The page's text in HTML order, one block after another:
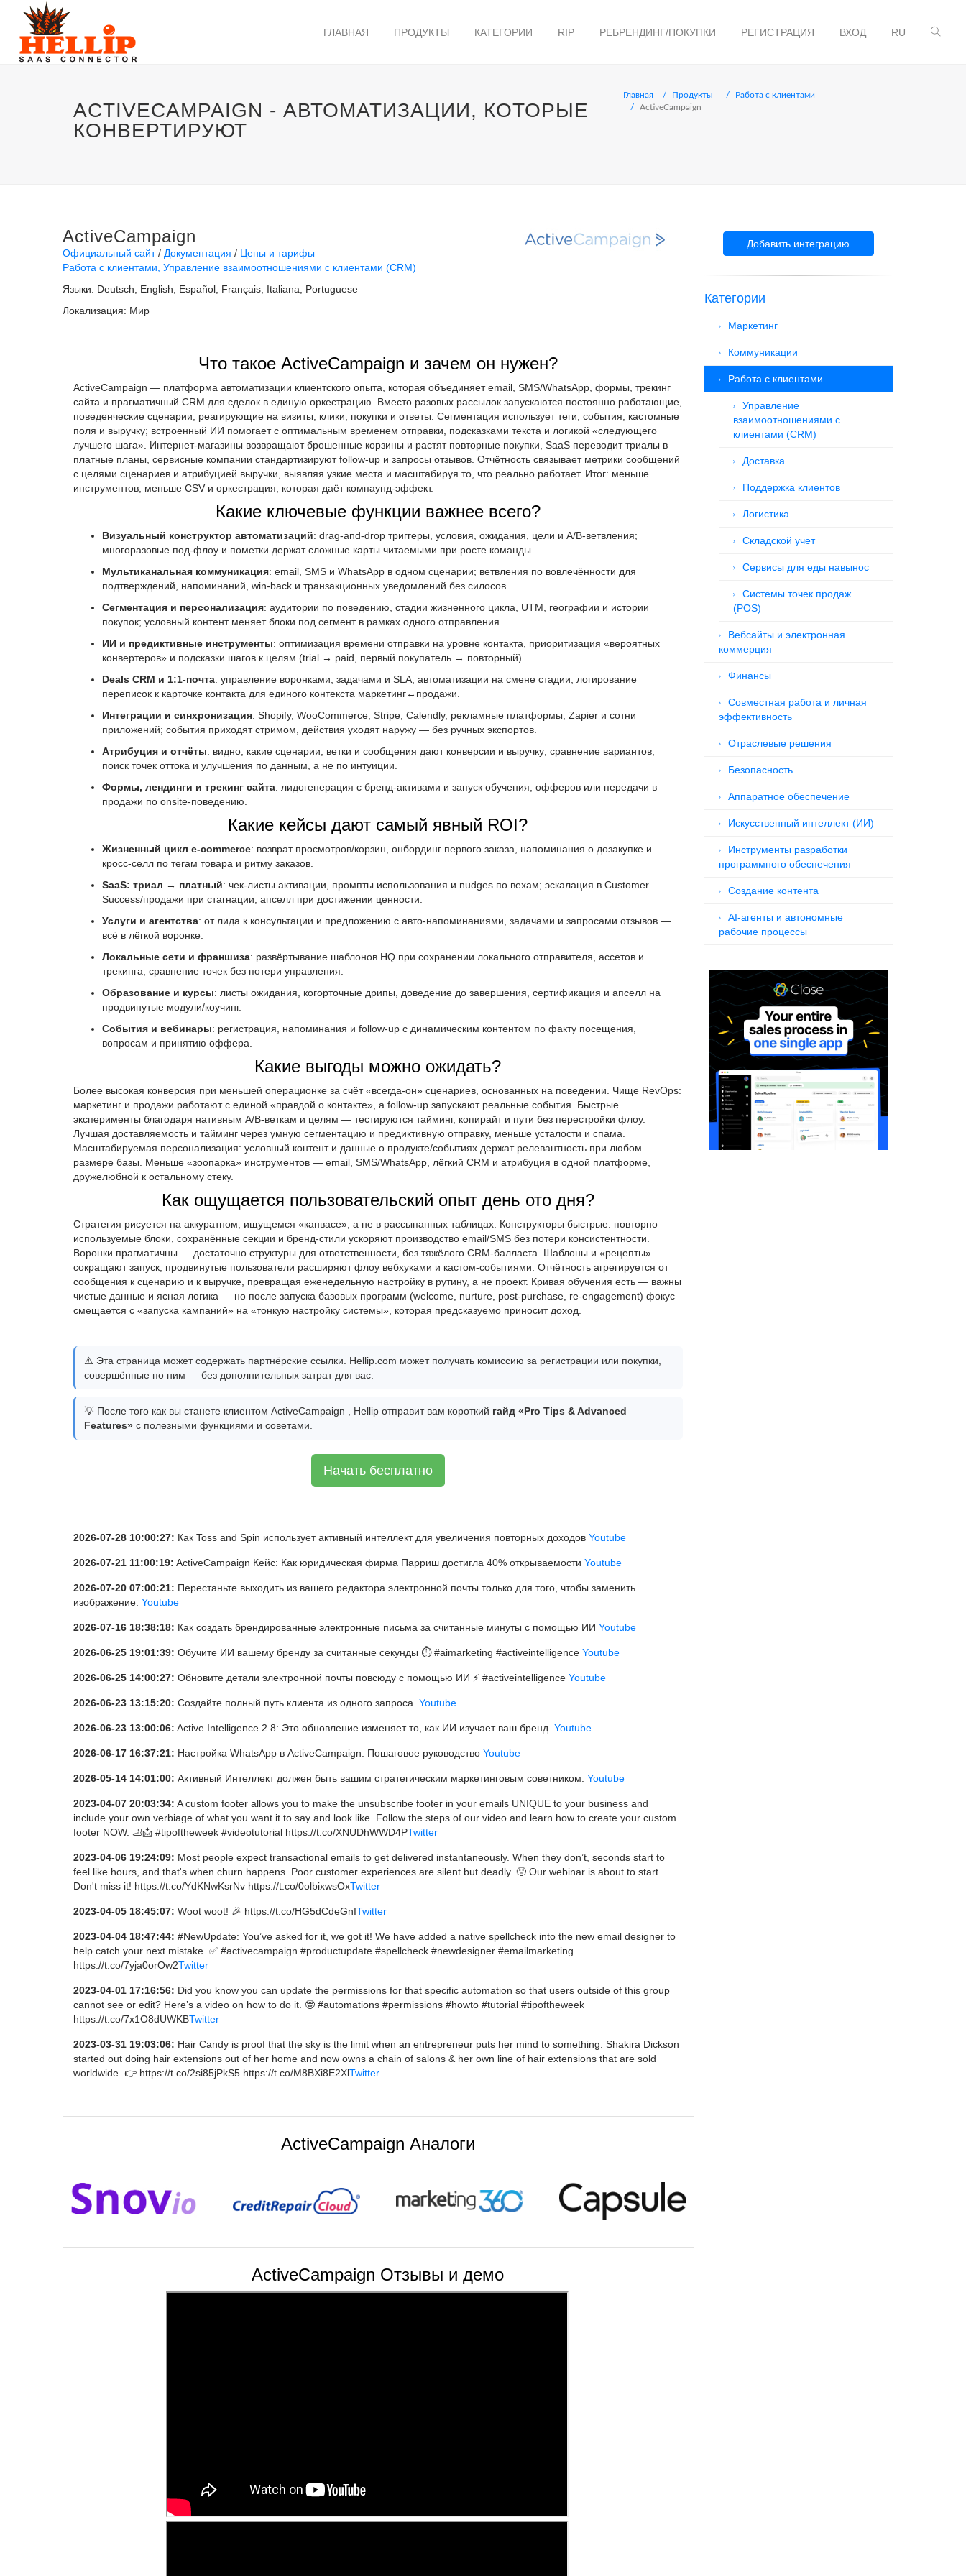
ГЛАВНАЯ ПРОДУКТЫ КАТЕГОРИИ RIP РЕБРЕНДИНГ/ПОКУПКИ РЕГИСТРАЦИЯ ВХОД RU
ACTIVECAMPAIGN - АВТОМАТИЗАЦИИ, КОТОРЫЕ
КОНВЕРТИРУЮТ
Главная Продукты
Работа с клиентами
ActiveCampaign
ActiveCampaign
Официальный сайт Документация
Цены и тарифы
Работа с клиентами Управление взаимоотношениями с клиентами (CRM)
Языки: Deutsch English Español Français Italiana
Portuguese
Локализация: Мир
Что такое ActiveCampaign и зачем он нужен?
ActiveCampaign — платформа автоматизации клиентского опыта, которая объединяет email, SMS/WhatsApp, формы, трекинг
сайта и прагматичный CRM для сделок в единую оркестрацию. Вместо разовых рассылок запускаются постоянно работающие,
поведенческие сценарии, реагирующие на визиты, клики, покупки и ответы. Сегментация использует теги, события, кастомные
поля и выручку; встроенный ИИ помогает с оптимальным временем отправки, подсказками текста и логикой «следующего
лучшего шага». Интернет-магазины возвращают брошенные корзины и растят повторные покупки, SaaS переводит триалы в
платные планы, сервисные компании стандартизируют follow-up и запросы отзывов. Отчётность связывает метрики сообщений
с целями сценариев и атрибуцией выручки, выявляя узкие места и масштабируя то, что реально работает. Итог: меньше
инструментов, меньше CSV и оркестрация, которая даёт компаунд-эффект.
Какие ключевые функции важнее всего?
Визуальный конструктор автоматизаций: drag-and-drop триггеры, условия, ожидания, цели и A/B-ветвления;
многоразовые под-флоу и пометки держат сложные карты читаемыми при росте команды.
Мультиканальная коммуникация: email, SMS и WhatsApp в одном сценарии; ветвления по вовлечённости для
подтверждений, напоминаний, win-back и транзакционных уведомлений без силосов.
Сегментация и персонализация: аудитории по поведению, стадии жизненного цикла, UTM, географии и истории
покупок; условный контент меняет блоки под сегмент в рамках одного отправления.
ИИ и предиктивные инструменты: оптимизация времени отправки на уровне контакта, приоритизация «вероятных
конвертеров» и подсказки шагов к целям (trial → paid, первый покупатель → повторный).
Deals CRM и 1:1-почта: управление воронками, задачами и SLA; автоматизации на смене стадии; логирование
переписок к карточке контакта для единого контекста маркетинг↔продажи.
Интеграции и синхронизация: Shopify, WooCommerce, Stripe, Calendly, рекламные платформы, Zapier и сотни
приложений; события приходят стримом, действия уходят наружу — без ручных экспортов.
Атрибуция и отчёты: видно, какие сценарии, ветки и сообщения дают конверсии и выручку; сравнение вариантов,
поиск точек оттока и улучшения по данным, а не по интуиции.
Формы, лендинги и трекинг сайта: лидогенерация с бренд-активами и запуск обучения, офферов или передачи в
продажи по onsite-поведению.
Какие кейсы дают самый явный ROI?
Жизненный цикл e-commerce: возврат просмотров/корзин, онбординг первого заказа, напоминания о дозакупке и
кросс-селл по тегам товара и ритму заказов.
SaaS: триал → платный: чек-листы активации, промпты использования и nudges по вехам; эскалация в Customer
Success/продажи при стагнации; апселл при достижении ценности.
Услуги и агентства: от лида к консультации и предложению с авто-напоминаниями, задачами и запросами отзывов —
всё в лёгкой воронке.
Локальные сети и франшиза: развёртывание шаблонов HQ при сохранении локального отправителя, ассетов и
трекинга; сравнение точек без потери управления.
Образование и курсы: листы ожидания, когорточные дрипы, доведение до завершения, сертификация и апселл на
продвинутые модули/коучинг.
События и вебинары: регистрация, напоминания и follow-up с динамическим контентом по факту посещения,
вопросам и принятию оффера.
Какие выгоды можно ожидать?
Более высокая конверсия при меньшей операционке за счёт «всегда-он» сценариев, основанных на поведении. Чище RevOps:
маркетинг и продажи работают с единой «правдой о контакте», а follow-up запускают реальные события. Быстрые
эксперименты благодаря нативным A/B-веткам и целям — тестируются тайминг, копирайт и пути без перестройки флоу.
Лучшая доставляемость и тайминг через умную сегментацию и предиктивную отправку, меньше усталости и спама.
Масштабируемая персонализация: условный контент и данные о продукте/событиях держат релевантность при любом
размере базы. Меньше «зоопарка» инструментов — email, SMS/WhatsApp, лёгкий CRM и атрибуция в одной платформе,
дружелюбной к остальному стеку.
Как ощущается пользовательский опыт день ото дня?
Стратегия рисуется на аккуратном, ищущемся «канвасе», а не в рассыпанных таблицах. Конструкторы быстрые: повторно
используемые блоки, сохранённые секции и бренд-стили ускоряют производство email/SMS без потери консистентности.
Воронки прагматичны — достаточно структуры для ответственности, без тяжёлого CRM-балласта. Шаблоны и «рецепты»
сокращают запуск; продвинутые пользователи расширяют флоу вебхуками и кастом-событиями. Отчётность агрегируется от
сообщения к сценарию и к выручке, превращая еженедельную настройку в рутину, а не проект. Кривая обучения есть — важны
чистые данные и ясная логика — но после запуска базовых программ (welcome, nurture, post-purchase, re-engagement) фокус
смещается с «запуска кампаний» на «тонкую настройку системы», которая предсказуемо приносит доход.
⚠️ Эта страница может содержать партнёрские ссылки. Hellip.com может получать комиссию за регистрации или покупки,
совершённые по ним — без дополнительных затрат для вас.
💡 После того как вы станете клиентом ActiveCampaign , Hellip отправит вам короткий гайд «Pro Tips & Advanced
Features» с полезными функциями и советами.
Начать бесплатно
2026-07-28 10:00:27: Как Toss and Spin использует активный интеллект для увеличения повторных доходов Youtube
2026-07-21 11:00:19: ActiveCampaign Кейс: Как юридическая фирма Парриш достигла 40% открываемости Youtube
2026-07-20 07:00:21: Перестаньте выходить из вашего редактора электронной почты только для того, чтобы заменить
изображение. Youtube
2026-07-16 18:38:18: Как создать брендированные электронные письма за считанные минуты с помощью ИИ Youtube
2026-06-25 19:01:39: Обучите ИИ вашему бренду за считанные секунды ⏱️ #aimarketing #activeintelligence Youtube
2026-06-25 14:00:27: Обновите детали электронной почты повсюду с помощью ИИ ⚡ #activeintelligence Youtube
2026-06-23 13:15:20: Создайте полный путь клиента из одного запроса. Youtube
2026-06-23 13:00:06: Active Intelligence 2.8: Это обновление изменяет то, как ИИ изучает ваш бренд. Youtube
2026-06-17 16:37:21: Настройка WhatsApp в ActiveCampaign: Пошаговое руководство Youtube
2026-05-14 14:01:00: Активный Интеллект должен быть вашим стратегическим маркетинговым советником. Youtube
2023-04-07 20:03:34: A custom footer allows you to make the unsubscribe footer in your emails UNIQUE to your business and
include your own verbiage of what you want it to say and look like. Follow the steps of our video and learn how to create your custom
footer NOW. 🦶📩 #tipoftheweek #videotutorial https://t.co/XNUDhWWD4PTwitter
2023-04-06 19:24:09: Most people expect transactional emails to get delivered instantaneously. When they don’t, seconds start to
feel like hours, and that's when churn happens. Poor customer experiences are silent but deadly. 🙁 Our webinar is about to start.
Don't miss it! https://t.co/YdKNwKsrNv https://t.co/0olbixwsOxTwitter
2023-04-05 18:45:07: Woot woot! 🎉 https://t.co/HG5dCdeGnITwitter
2023-04-04 18:47:44: #NewUpdate: You’ve asked for it, we got it! We have added a native spellcheck into the new email designer to
help catch your next mistake. ✅ #activecampaign #productupdate #spellcheck #newdesigner #emailmarketing
https://t.co/7yja0orOw2Twitter
2023-04-01 17:16:56: Did you know you can update the permissions for that specific automation so that users outside of this group
cannot see or edit? Here’s a video on how to do it. 🤓 #automations #permissions #howto #tutorial #tipoftheweek
https://t.co/7x1O8dUWKBTwitter
2023-03-31 19:03:06: Hair Candy is proof that the sky is the limit when an entrepreneur puts her mind to something. Shakira Dickson
started out doing hair extensions out of her home and now owns a chain of salons & her own line of hair extensions that are sold
worldwide. 👉 https://t.co/2si85jPkS5 https://t.co/M8BXi8E2XlTwitter
ActiveCampaign Аналоги
ActiveCampaign Отзывы и демо
Добавить интеграцию
Категории
Маркетинг
Коммуникации
Работа с клиентами
Управление
взаимоотношениями с
клиентами (CRM)
Доставка
Поддержка клиентов
Логистика
Складской учет
Сервисы для еды навынос
Системы точек продаж
(POS)
Вебсайты и электронная
коммерция
Финансы
Совместная работа и личная
эффективность
Отраслевые решения
Безопасность
Аппаратное обеспечение
Искусственный интеллект (ИИ)
Инструменты разработки
программного обеспечения
Создание контента
AI-агенты и автономные
рабочие процессы